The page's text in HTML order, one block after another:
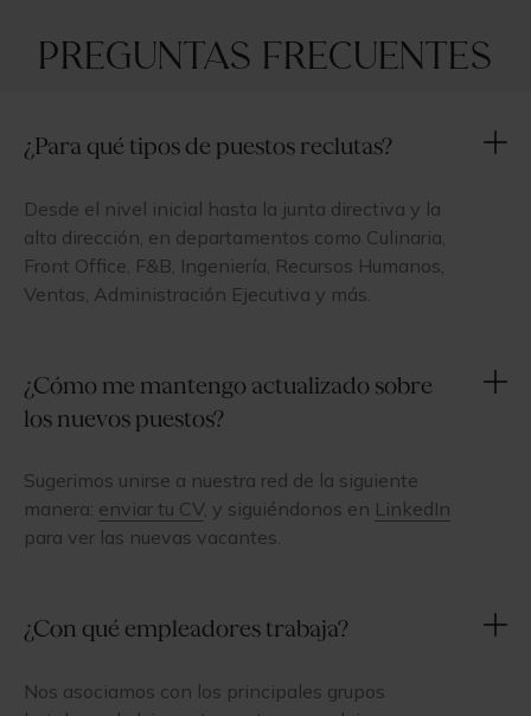
Preguntas frecuentes
¿Para qué tipos de puestos reclutas?
Desde el nivel inicial hasta la junta directiva y la
alta dirección, en departamentos como Culinaria,
Front Office, F&B, Ingeniería, Recursos Humanos,
Ventas, Administración Ejecutiva y más.
¿Cómo me mantengo actualizado sobre
los nuevos puestos?
Sugerimos unirse a nuestra red de la siguiente
manera: enviar tu CV, y siguiéndonos en LinkedIn
para ver las nuevas vacantes.
¿Con qué empleadores trabaja?
Nos asociamos con los principales grupos